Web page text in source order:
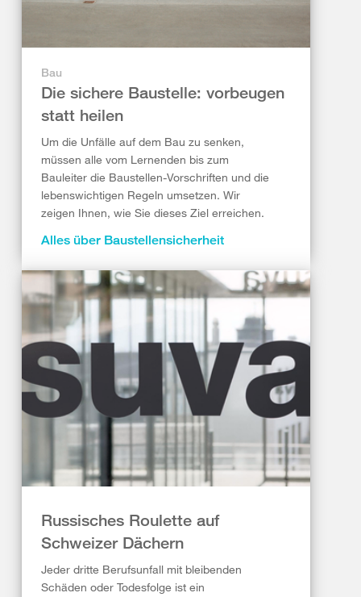
Bau
Die sichere Baustelle: vorbeugen
statt heilen
Um die Unfälle auf dem Bau zu senken,
müssen alle vom Lernenden bis zum
Bauleiter die Baustellen-Vorschriften und die
lebenswichtigen Regeln umsetzen. Wir
zeigen Ihnen, wie Sie dieses Ziel erreichen.
Alles über Baustellensicherheit
Russisches Roulette auf
Schweizer Dächern
Jeder dritte Berufsunfall mit bleibenden
Schäden oder Todesfolge ist ein